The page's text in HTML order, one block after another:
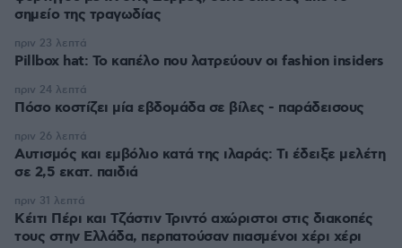
σημείο της τραγωδίας
Pillbox hat: Το καπέλο που λατρεύουν οι fashion insiders
πριν 23 λεπτά
Πόσο κοστίζει μία εβδομάδα σε βίλες - παράδεισους
πριν 24 λεπτά
Αυτισμός και εμβόλιο κατά της ιλαράς: Τι έδειξε μελέτη
σε 2,5 εκατ. παιδιά
πριν 26 λεπτά
Κέιτι Πέρι και Τζάστιν Τριντό αχώριστοι στις διακοπές
τους στην Ελλάδα, περπατούσαν πιασμένοι χέρι χέρι
πριν 31 λεπτά